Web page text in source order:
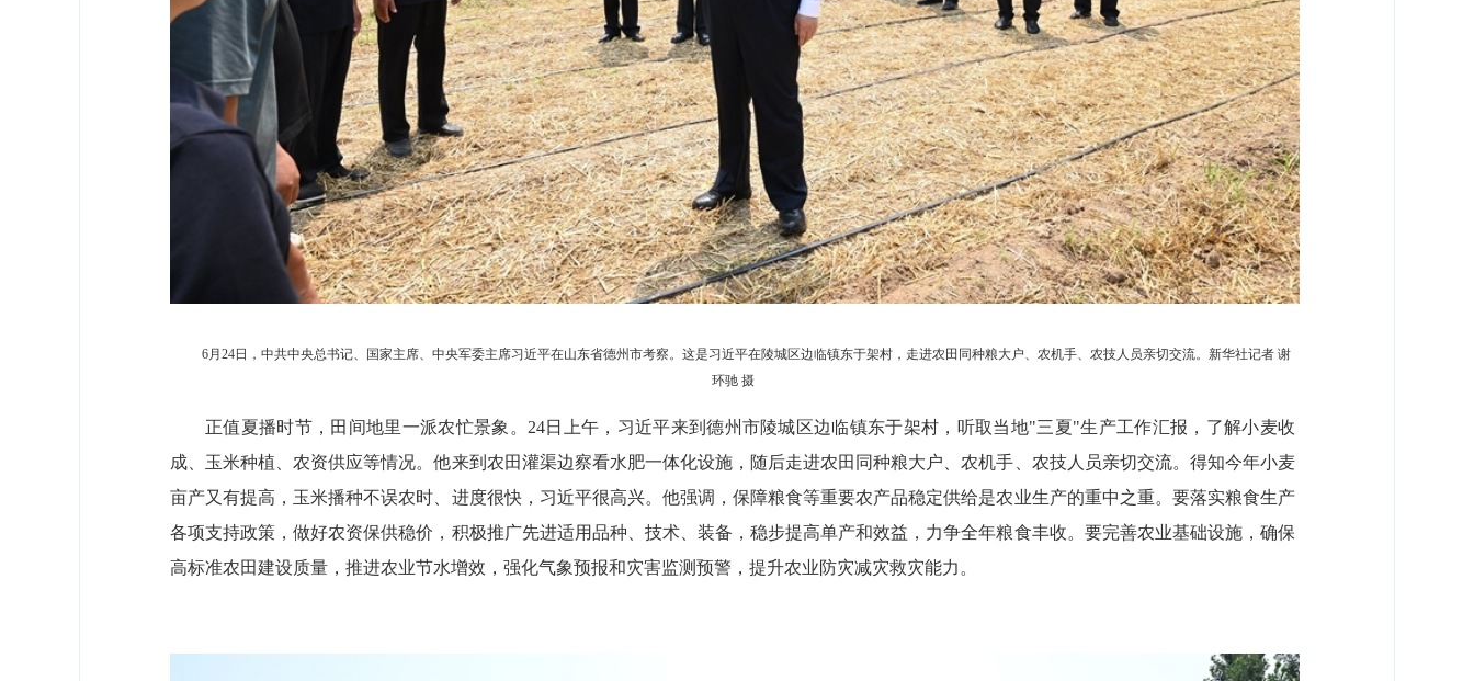
6月24日，中共中央总书记、国家主席、中央军委主席习近平在山东省德州市考察。这是习近平在陵城区边临镇东于架村，走进农田同种粮大户、农机手、农技人员亲切交流。新华社记者 谢
环驰 摄
正值夏播时节，田间地里一派农忙景象。24日上午，习近平来到德州市陵城区边临镇东于架村，听取当地"三夏"生产工作汇报，了解小麦收
成、玉米种植、农资供应等情况。他来到农田灌渠边察看水肥一体化设施，随后走进农田同种粮大户、农机手、农技人员亲切交流。得知今年小麦
亩产又有提高，玉米播种不误农时、进度很快，习近平很高兴。他强调，保障粮食等重要农产品稳定供给是农业生产的重中之重。要落实粮食生产
各项支持政策，做好农资保供稳价，积极推广先进适用品种、技术、装备，稳步提高单产和效益，力争全年粮食丰收。要完善农业基础设施，确保
高标准农田建设质量，推进农业节水增效，强化气象预报和灾害监测预警，提升农业防灾减灾救灾能力。